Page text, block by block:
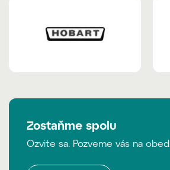
Zostaňme spolu
Ozvite sa. Pozveme vás na obed.